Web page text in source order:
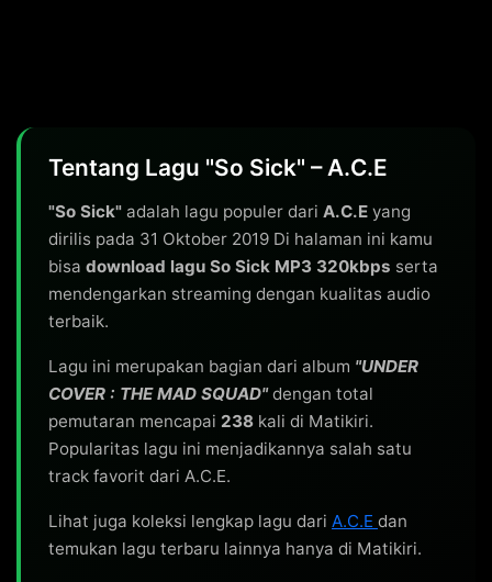
Tentang Lagu "So Sick" – A.C.E
"So Sick" adalah lagu populer dari A.C.E yang
dirilis pada 31 Oktober 2019 Di halaman ini kamu
bisa download lagu So Sick MP3 320kbps serta
mendengarkan streaming dengan kualitas audio
terbaik.
Lagu ini merupakan bagian dari album "UNDER
COVER : THE MAD SQUAD"dengan total
pemutaran mencapai 238 kali di Matikiri.
Popularitas lagu ini menjadikannya salah satu
track favorit dari A.C.E.
Lihat juga koleksi lengkap lagu dari A.C.E dan
temukan lagu terbaru lainnya hanya di Matikiri.